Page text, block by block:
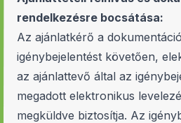
rendelkezésre bocsátása:
Az ajánlatkérő a
igénybejelentést követően,
az ajánlattevő által az
megadott elektronikus
megküldve biztosítja. Az